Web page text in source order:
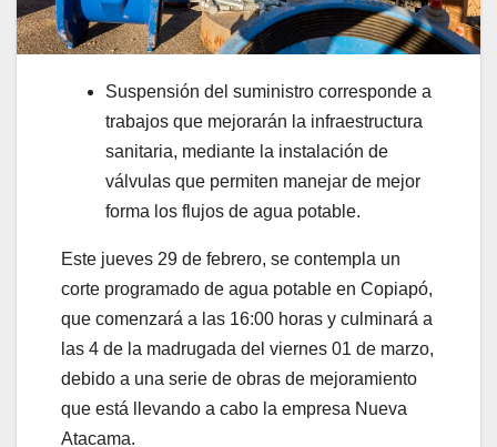
Suspensión del suministro corresponde a
trabajos que mejorarán la infraestructura
sanitaria, mediante la instalación de
válvulas que permiten manejar de mejor
forma los flujos de agua potable.
Este jueves 29 de febrero, se contempla un
corte programado de agua potable en Copiapó,
que comenzará a las 16:00 horas y culminará a
las 4 de la madrugada del viernes 01 de marzo,
debido a una serie de obras de mejoramiento
que está llevando a cabo la empresa Nueva
Atacama.